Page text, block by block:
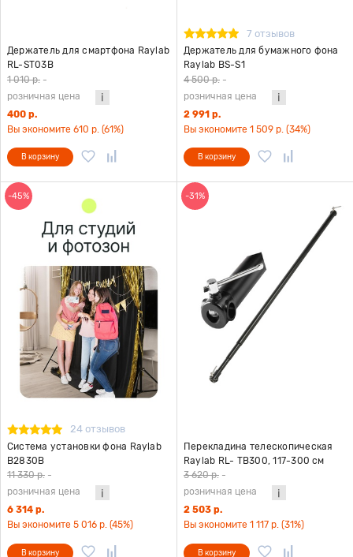
Держатель для смартфона Raylab
RL-ST03B
1 010 р. -
розничная цена
400 р.
Вы экономите 610 р. (61%)
В корзину
7 отзывов
Держатель для бумажного фона
Raylab BS-S1
4 500 р. -
розничная цена
2 991 р.
Вы экономите 1 509 р. (34%)
В корзину
-45%
24 отзывов
Система установки фона Raylab
B2830B
11 330 р. -
розничная цена
6 314 р.
Вы экономите 5 016 р. (45%)
В корзину
-31%
Перекладина телескопическая
Raylab RL- TB300, 117-300 см
3 620 р. -
розничная цена
2 503 р.
Вы экономите 1 117 р. (31%)
В корзину